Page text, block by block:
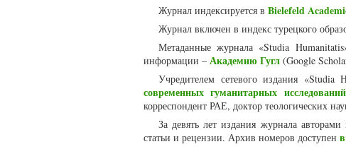
Журнал индексируется в Bielefeld
Журнал включен в индекс турецкого
Метаданные журнала «Studia
информации – Академию Гугл (Google
Учредителем сетевого издания «Studia
современных гуманитарных
корреспондент РАЕ, доктор теологических
За девять лет издания журнала
статьи и рецензии. Архив номеров доступен